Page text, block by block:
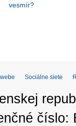
vesmír?
Sociálne siete
číslo: